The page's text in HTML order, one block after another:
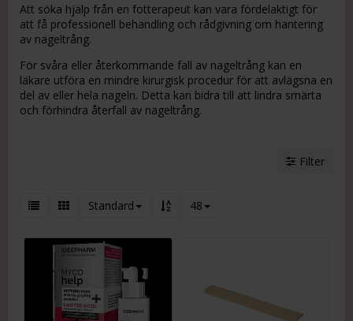
Att söka hjälp från en fotterapeut kan vara fördelaktigt för
att få professionell behandling och rådgivning om hantering
av nageltrång.
För svåra eller återkommande fall av nageltrång kan en
läkare utföra en mindre kirurgisk procedur för att avlägsna en
del av eller hela nageln. Detta kan bidra till att lindra smärta
och förhindra återfall av nageltrång.
Filter
Standard 48